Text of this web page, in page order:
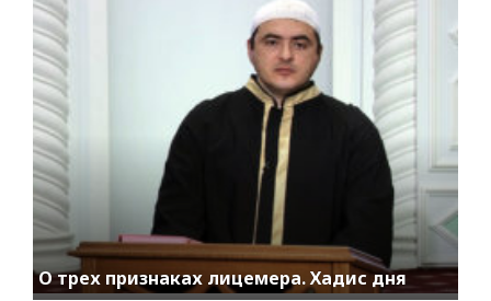
O трех признаках лицемера. Хадис дня